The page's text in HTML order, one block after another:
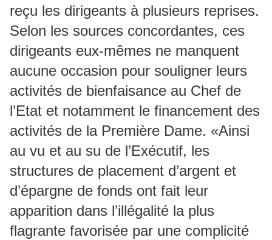
reçu les dirigeants à plusieurs reprises.
Selon les sources concordantes, ces
dirigeants eux-mêmes ne manquent
aucune occasion pour souligner leurs
activités de bienfaisance au Chef de
l’Etat et notamment le financement des
activités de la Première Dame. «Ainsi
au vu et au su de l’Exécutif, les
structures de placement d’argent et
d’épargne de fonds ont fait leur
apparition dans l’illégalité la plus
flagrante favorisée par une complicité